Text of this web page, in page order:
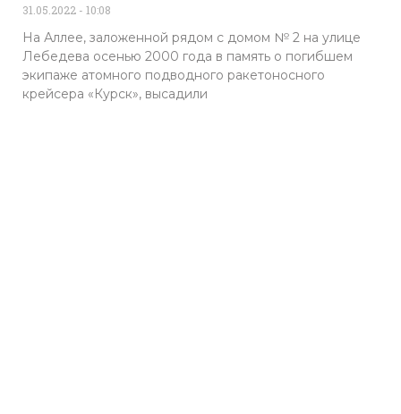
31.05.2022 10:08
На Аллее, заложенной рядом с домом № 2 на улице
Лебедева осенью 2000 года в память о погибшем
экипаже атомного подводного ракетоносного
крейсера «Курск», высадили